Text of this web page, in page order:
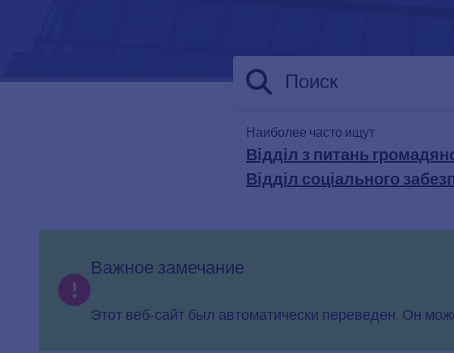
Наиболее часто ищут
Відділ з питань
Відділ соціального
Важное замечание
Этот веб-сайт был автоматически переведен. Он